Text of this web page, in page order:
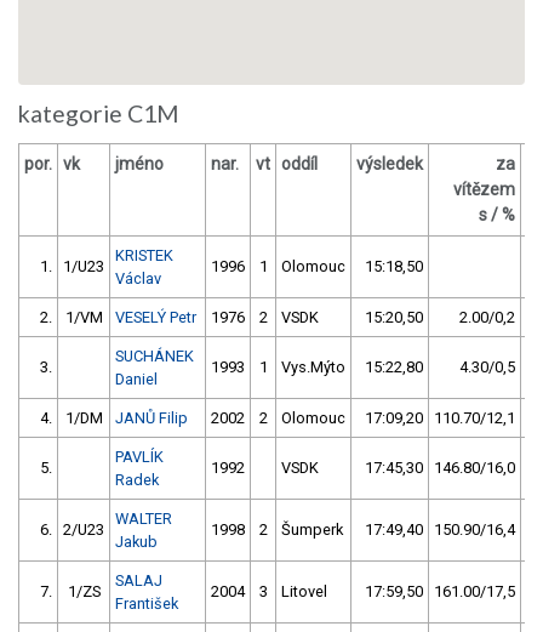
kategorie C1M
por. vk jméno nar. vt oddíl výsledek
za
vítězem
s / %
1. 1/U23
KRISTEK
Václav
1996 1 Olomouc 15:18,50
2. 1/VM VESELÝ Petr 1976 2 VSDK 15:20,50 2.00/0,2
3.
SUCHÁNEK
Daniel
1993 1 Vys.Mýto 15:22,80 4.30/0,5
4. 1/DM JANŮ Filip 2002 2 Olomouc 17:09,20 110.70/12,1
5.
PAVLÍK
Radek
1992 VSDK 17:45,30 146.80/16,0
6. 2/U23
WALTER
Jakub
1998 2 Šumperk 17:49,40 150.90/16,4
7. 1/ZS
SALAJ
František
2004 3 Litovel 17:59,50 161.00/17,5